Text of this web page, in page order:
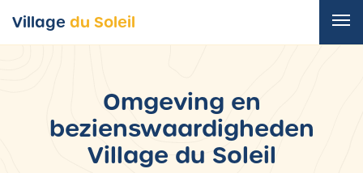
Village du Soleil
Omgeving en
bezienswaardigheden
Village du Soleil